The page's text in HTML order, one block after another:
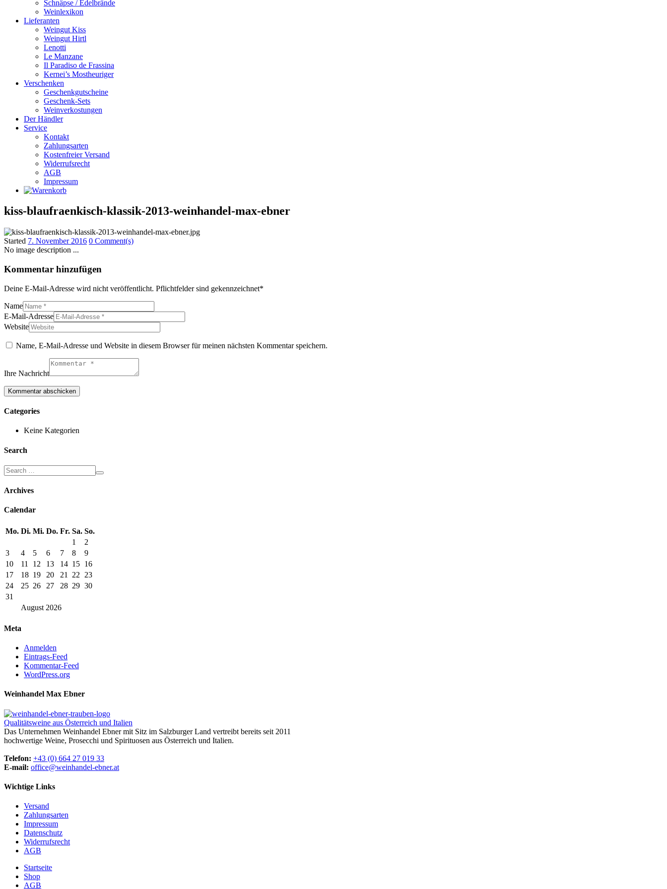
Schnäpse / Edelbrände
Weinlexikon
Lieferanten
Weingut Kiss
Weingut Hirtl
Lenotti
Le Manzane
Il Paradiso de Frassina
Kernei’s Mostheuriger
Verschenken
Geschenkgutscheine
Geschenk-Sets
Weinverkostungen
Der Händler
Service
Kontakt
Zahlungsarten
Kostenfreier Versand
Widerrufsrecht
AGB
Impressum
kiss-blaufraenkisch-klassik-2013-weinhandel-max-ebner
Started 7. November 2016 0 Comment(s)
No image description ...
Kommentar hinzufügen
Deine E-Mail-Adresse wird nicht veröffentlicht. Pflichtfelder sind gekennzeichnet*
Name
E-Mail-Adresse
Website
Name, E-Mail-Adresse und Website in diesem Browser für meinen nächsten Kommentar speichern.
Ihre Nachricht
Categories
Keine Kategorien
Search
Archives
Calendar
Mo. Di. Mi. Do. Fr. Sa. So.
1
2
3
4 5 6 7 8
9
10
11 12 13 14 15 16
17
18 19 20 21 22
23
24
25 26 27 28 29 30
31
August 2026
Meta
Anmelden
Eintrags-Feed
Kommentar-Feed
WordPress.org
Weinhandel Max Ebner
Qualitätsweine aus Österreich und Italien
Das Unternehmen Weinhandel Ebner mit Sitz im Salzburger Land vertreibt bereits seit 2011
hochwertige Weine, Prosecchi und Spirituosen aus Österreich und Italien.
Telefon: +43 (0) 664 27 019 33
E-mail: office@weinhandel-ebner.at
Wichtige Links
Versand
Zahlungsarten
Impressum
Datenschutz
Widerrufsrecht
AGB
Startseite
Shop
AGB